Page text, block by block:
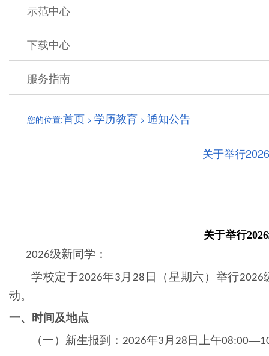
示范中心
下载中心
服务指南
您的位置:首页 > 学历教育 > 通知公告
关于举行
关于举行
2026级新同学：
学校定于2026年3 月 28 日（星期六）举行2026
动。
一、时间及地点
（一）新生报到： 2026年3 月 28 日上午08:00—